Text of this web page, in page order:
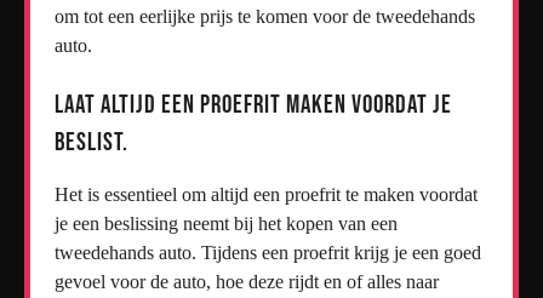
om tot een eerlijke prijs te komen voor de tweedehands
auto.
Laat altijd een proefrit maken voordat je
beslist.
Het is essentieel om altijd een proefrit te maken voordat
je een beslissing neemt bij het kopen van een
tweedehands auto. Tijdens een proefrit krijg je een goed
gevoel voor de auto, hoe deze rijdt en of alles naar